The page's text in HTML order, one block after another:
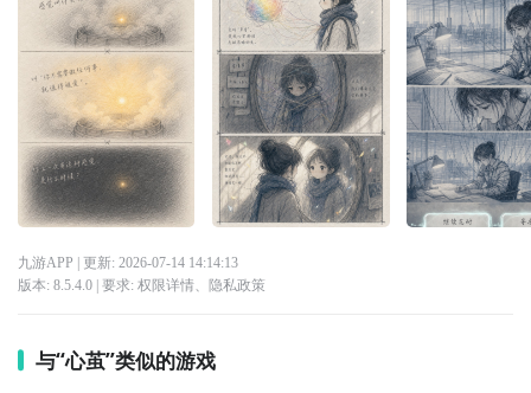
九游APP | 更新: 2026-07-14 14:14:13
版本: 8.5.4.0| 要求: 权限详情、 隐私政策
与“心茧”类似的游戏